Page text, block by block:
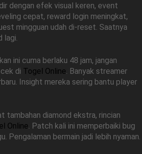
dengan efek visual keren, event
cepat, reward login meningkat,
mingguan udah di-reset. Saatnya
lagi.
ini cuma berlaku 48 jam, jangan
di Togel Online . Banyak streamer
Insight mereka sering bantu player
tambahan diamond ekstra, rincian
Online . Patch kali ini memperbaiki bug
Pengalaman bermain jadi lebih nyaman.